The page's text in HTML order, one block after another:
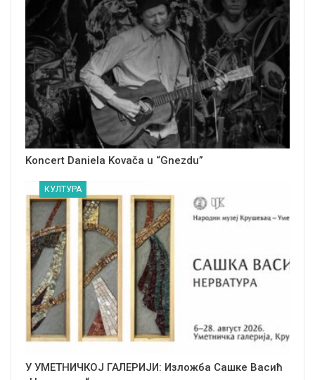
Koncert Daniela Kovača u “Gnezdu”
КУЛТУРА
У УМЕТНИЧКОЈ ГАЛЕРИЈИ: Изложба Сашке Васић